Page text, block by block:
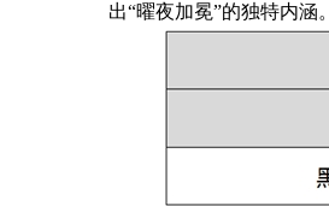
出“曜夜加冕”的独特内涵。